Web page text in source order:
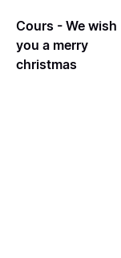
Cours - We wish
you a merry
christmas